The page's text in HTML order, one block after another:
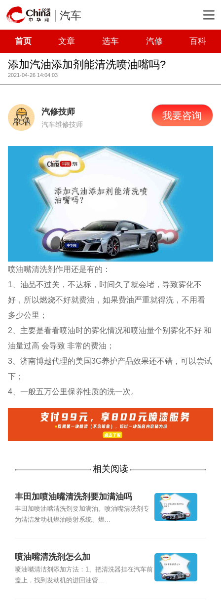
汽车
首页 文章 选车 汽修 百科
添加汽油添加剂能清洗喷油嘴吗?
2021-04-26 14:04:03
汽修技师
汽车维修技师
我要咨询
喷油嘴清洗剂作用还是有的：
1、油品不过关，不达标，时间久了就会堵，导致雾化不
好，所以燃烧不好就费油，如果费油严重就得洗，不用看
多少公里；
2、主要是看看喷油时的雾化情况和喷油量个别雾化不好 和
油量过高 会导致 非常的费油；
3、济南博越代理的美国3G养护产品效果还不错，可以尝试
下；
4、一般五万公里保养性质的洗一次。
相关阅读
丰田加喷油嘴清洗剂要加满油吗
丰田加喷油嘴清洗剂要加满油。喷油嘴清洗剂专
为清洁发动机燃油喷射系统、燃...
喷油嘴清洗剂怎么加
喷油嘴清洁剂添加方法：1、把清洗器挂在汽车前
盖上，找到发动机的进回油管...